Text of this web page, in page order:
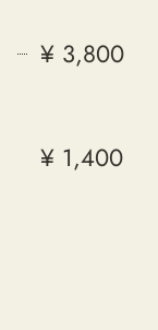
¥ 3,800
¥ 1,400